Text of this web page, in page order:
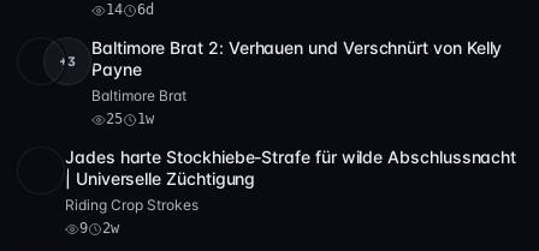
14 6d
+3
Baltimore Brat 2: Verhauen und Verschnürt von Kelly
Payne
Baltimore Brat
25 1w
Full HD
Jades harte Stockhiebe-Strafe für wilde Abschlussnacht
| Universelle Züchtigung
Riding Crop Strokes
9 2w